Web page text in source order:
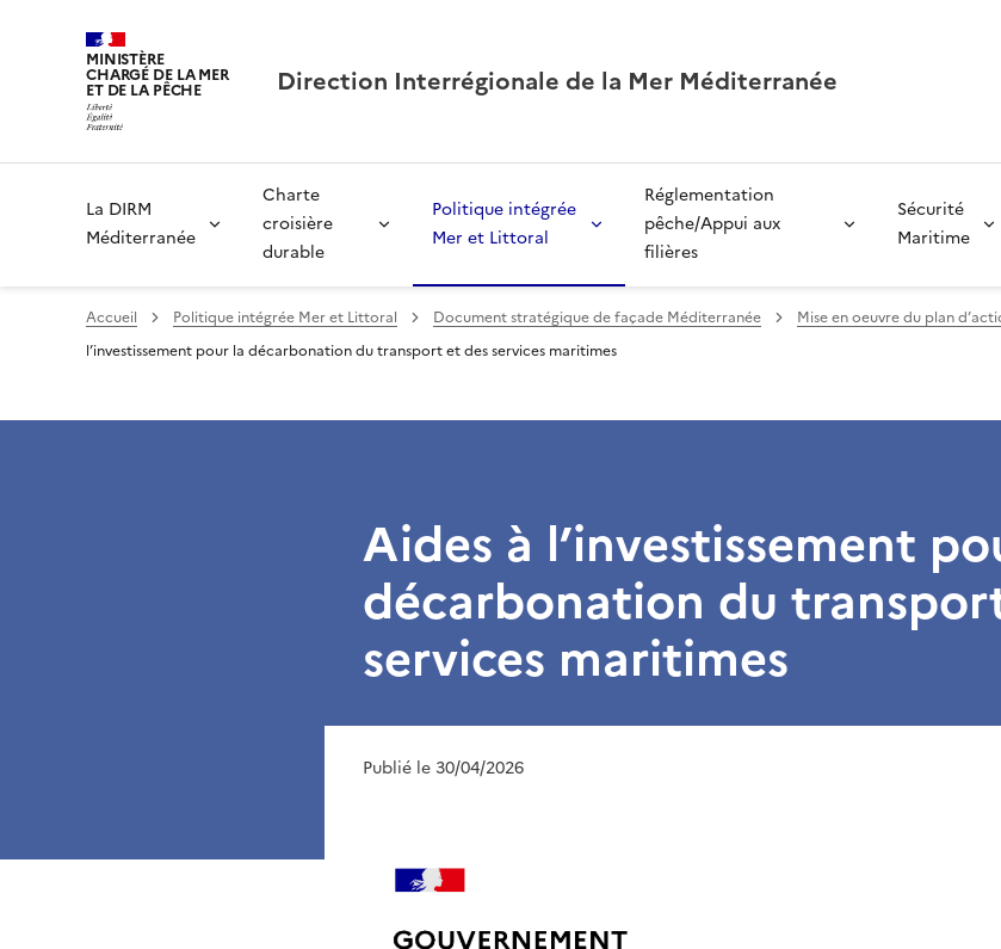
MINISTÈRE
CHARGÉ DE LA MER
ET DE LA PÊCHE Direction Interrégionale de la Mer Méditerranée
La DIRM
Méditerranée
Charte
croisière
durable
Politique intégrée
Mer et Littoral
Réglementation
pêche/Appui aux
filières
Sécurité
Maritime
Accueil Politique intégrée Mer et Littoral Document stratégique de façade Méditerranée Mise en oeuvre du plan
l’investissement pour la décarbonation du transport et des services maritimes
Aides à l’investissement
décarbonation du
services maritimes
Publié le 30/04/2026